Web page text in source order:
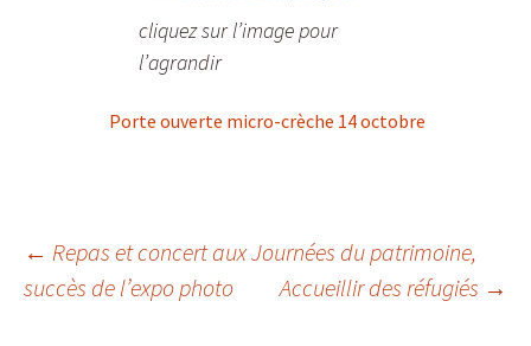
cliquez sur l’image pour
l’agrandir
Porte ouverte micro-crèche 14 octobre
Navigation
← Repas et concert aux Journées du patrimoine,
succès de l’expo photo
Accueillir des réfugiés →